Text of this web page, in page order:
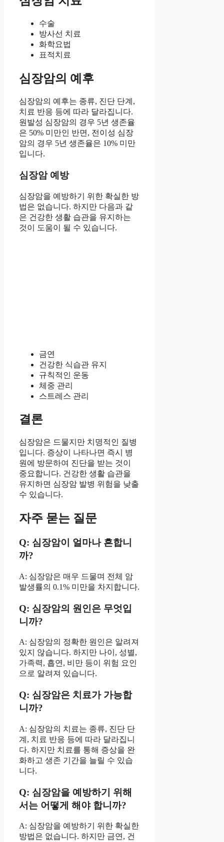
수술
방사선 치료
화학요법
표적치료
심장암의 예후
심장암의 예후는 종류, 진단 단계,
치료 반응 등에 따라 달라집니다.
원발성 심장암의 경우 5년 생존율
은 50% 미만인 반면, 전이성 심장
암의 경우 5년 생존율은 10% 미만
입니다.
심장암 예방
심장암을 예방하기 위한 확실한 방
법은 없습니다. 하지만 다음과 같
은 건강한 생활 습관을 유지하는
것이 도움이 될 수 있습니다.
금연
건강한 식습관 유지
규칙적인 운동
체중 관리
스트레스 관리
결론
심장암은 드물지만 치명적인 질병
입니다. 증상이 나타나면 즉시 병
원에 방문하여 진단을 받는 것이
중요합니다. 건강한 생활 습관을
유지하면 심장암 발병 위험을 낮출
수 있습니다.
자주 묻는 질문
Q: 심장암이 얼마나 흔합니
까?
A: 심장암은 매우 드물며 전체 암
발생률의 0.1% 미만을 차지합니다.
Q: 심장암의 원인은 무엇입
니까?
A: 심장암의 정확한 원인은 알려져
있지 않습니다. 하지만 나이, 성별,
가족력, 흡연, 비만 등이 위험 요인
으로 알려져 있습니다.
Q: 심장암은 치료가 가능합
니까?
A: 심장암의 치료는 종류, 진단 단
계, 치료 반응 등에 따라 달라집니
다. 하지만 치료를 통해 증상을 완
화하고 생존 기간을 늘릴 수 있습
니다.
Q: 심장암을 예방하기 위해
서는 어떻게 해야 합니까?
A: 심장암을 예방하기 위한 확실한
방법은 없습니다. 하지만 금연, 건